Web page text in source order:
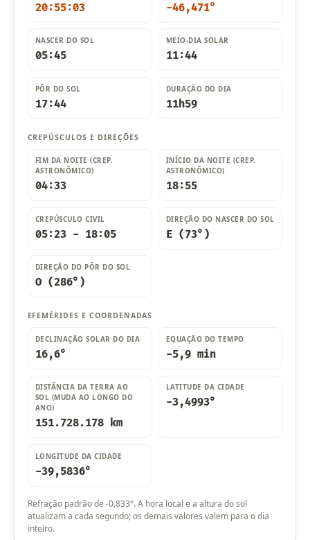
20:55:05 -46,479°
NASCER DO SOL
05:45
MEIO-DIA SOLAR
11:44
PÔR DO SOL
17:44
DURAÇÃO DO DIA
11h59
CREPÚSCULOS E DIREÇÕES
FIM DA NOITE (CREP.
ASTRONÔMICO)
04:33
INÍCIO DA NOITE (CREP.
ASTRONÔMICO)
18:55
CREPÚSCULO CIVIL
05:23 - 18:05
DIREÇÃO DO NASCER DO SOL
E (73°)
DIREÇÃO DO PÔR DO SOL
O (286°)
EFEMÉRIDES E COORDENADAS
DECLINAÇÃO SOLAR DO DIA
16,6°
EQUAÇÃO DO TEMPO
-5,9 min
DISTÂNCIA DA TERRA AO
SOL (MUDA AO LONGO DO
ANO)
151.728.178 km
LATITUDE DA CIDADE
-3,4993°
LONGITUDE DA CIDADE
-39,5836°
Refração padrão de -0,833°. A hora local e a altura do sol
atualizam a cada segundo; os demais valores valem para o dia
inteiro.